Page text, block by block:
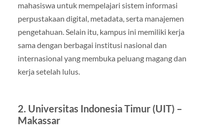
mahasiswa untuk mempelajari sistem informasi
perpustakaan digital, metadata, serta manajemen
pengetahuan. Selain itu, kampus ini memiliki kerja
sama dengan berbagai institusi nasional dan
internasional yang membuka peluang magang dan
kerja setelah lulus.
2. Universitas Indonesia Timur (UIT) –
Makassar